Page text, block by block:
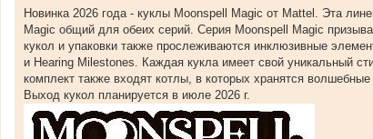
о
б
е
н
е
Новинка 2026 года - куклы Moonspell Magic от Mattel. Эта
Magic общий для обеих серий. Серия Moonspell Magic
кукол и упаковки также прослеживаются инклюзивные
и Hearing Milestones. Каждая кукла имеет свой уникальный
комплект также входят котлы, в которых хранятся
Выход кукол планируется в июле 2026 г.